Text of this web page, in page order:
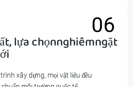
lựa chọnnghiêmngặt
xây dựng, mọi vật liệu đều
06
06